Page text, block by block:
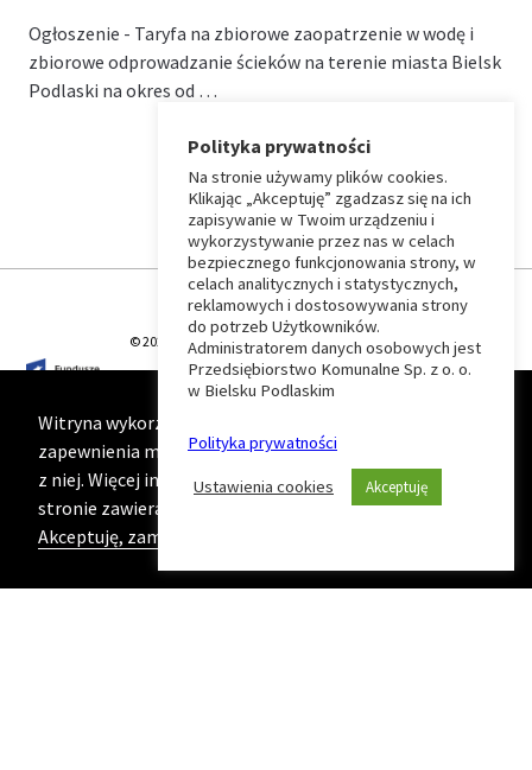
Ogłoszenie - Taryfa na zbiorowe zaopatrzenie w wodę i
zbiorowe odprowadzanie ścieków na terenie miasta Bielsk
Podlaski na okres od …
⏶
Wróć
do
początku
strony
© 2026 T-Matic Grupa Computer Plus Sp. z o.o.
Witryna wykorzystuje ciasteczka (cookies) w celu
zapewnienia maksymalnej wygody podczas korzystania
z niej. Więcej informacji na ten temat znajduje się na
stronie zawierającej naszą
Politykę prywatności
Akceptuję, zamknij komunikat
Polityka prywatności
Na stronie używamy plików cookies.
Klikając „Akceptuję” zgadzasz się na ich
zapisywanie w Twoim urządzeniu i
wykorzystywanie przez nas w celach
bezpiecznego funkcjonowania strony, w
celach analitycznych i statystycznych,
reklamowych i dostosowywania strony
do potrzeb Użytkowników.
Administratorem danych osobowych jest
Przedsiębiorstwo Komunalne Sp. z o. o.
w Bielsku Podlaskim
Polityka prywatności
Ustawienia cookies Akceptuję